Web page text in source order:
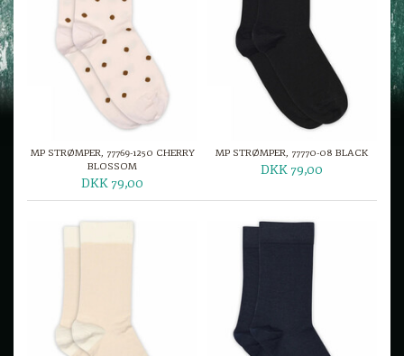
MP STRØMPER, 77769-1250 CHERRY
BLOSSOM
DKK 79,00
MP STRØMPER, 77770-08 BLACK
DKK 79,00